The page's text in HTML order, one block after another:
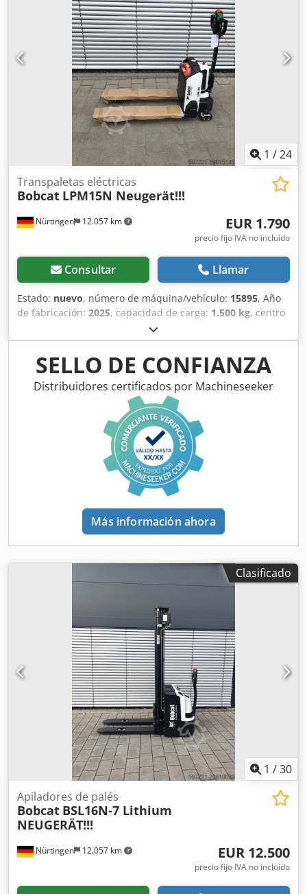
1 /24
Nürtingen 12.057 km
Transpaletas eléctricas
Bobcat LPM15N Neugerät!!!
EUR 1.790
precio fijo IVA no incluído
Consultar Llamar
Estado: nuevo, número de máquina/vehículo: 15895, Año
de fabricación: 2025, capacidad de carga: 1.500 kg, centro
, tipo de combustible:
mástil:otro, altura de construcción:700 mm, longitud de
la horquilla:1.150 mm , tamaño del neumático delantero:
tamaño del neumático trasero:, peso total:150 kg, tipo de
motor: Eléctrico, fabricante: Bobcat Credpfx Ajw R A Dlsm
SELLO DE CONFIANZA
Distribuidores certificados por Machineseeker
Más información ahora
Clasificado
1 /30
Nürtingen 12.057 km
Apiladores de palés
Bobcat BSL16N-7 Lithium
NEUGERÄT!!!
EUR 12.500
precio fijo IVA no incluído